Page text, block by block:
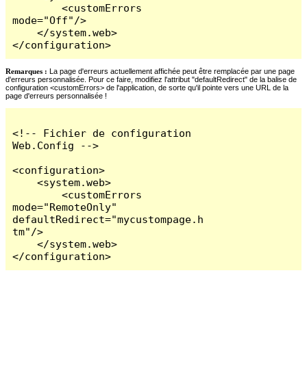
        <customErrors
mode="Off"/>
    </system.web>
</configuration>
Remarques : La page d'erreurs actuellement affichée peut être remplacée par une page
d'erreurs personnalisée. Pour ce faire, modifiez l'attribut "defaultRedirect" de la balise de
configuration <customErrors> de l'application, de sorte qu'il pointe vers une URL de la
page d'erreurs personnalisée !
<!-- Fichier de configuration
Web.Config -->
<configuration>
    <system.web>
        <customErrors
mode="RemoteOnly"
defaultRedirect="mycustompage.h
tm"/>
    </system.web>
</configuration>